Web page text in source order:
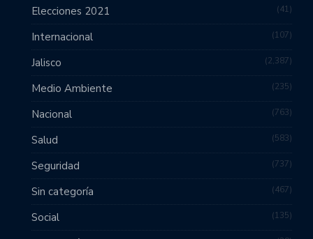
Elecciones 2021 41
Internacional 107
Jalisco 2,387
Medio Ambiente 235
Nacional 763
Salud 583
Seguridad 737
Sin categoría 467
Social 135